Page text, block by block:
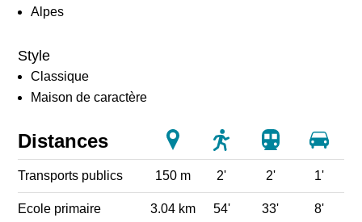
Alpes
Style
Classique
Maison de caractère
Distances
Transports publics 150 m 2' 2' 1'
Ecole primaire 3.04 km 54' 33' 8'